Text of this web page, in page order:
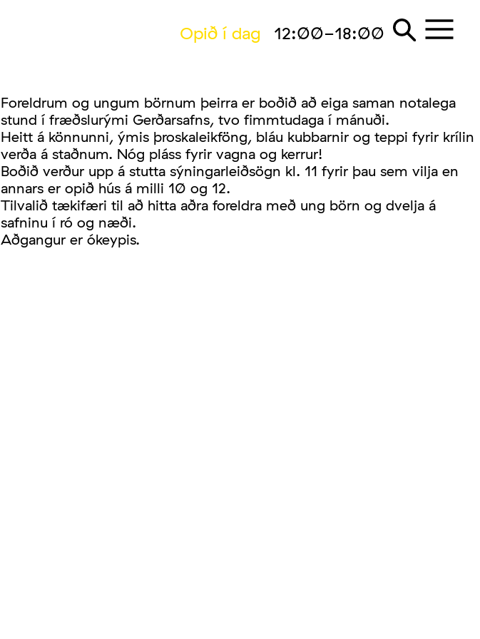
Opið í dag
12:00-18:00
Foreldrum og ungum börnum þeirra er boðið að eiga saman notalega
stund í fræðslurými Gerðarsafns, tvo fimmtudaga í mánuði.
Heitt á könnunni, ýmis þroskaleikföng, bláu kubbarnir og teppi fyrir krílin
verða á staðnum. Nóg pláss fyrir vagna og kerrur!
Boðið verður upp á stutta sýningarleiðsögn kl. 11 fyrir þau sem vilja en
annars er opið hús á milli 10 og 12.
Tilvalið tækifæri til að hitta aðra foreldra með ung börn og dvelja á
safninu í ró og næði.
Aðgangur er ókeypis.